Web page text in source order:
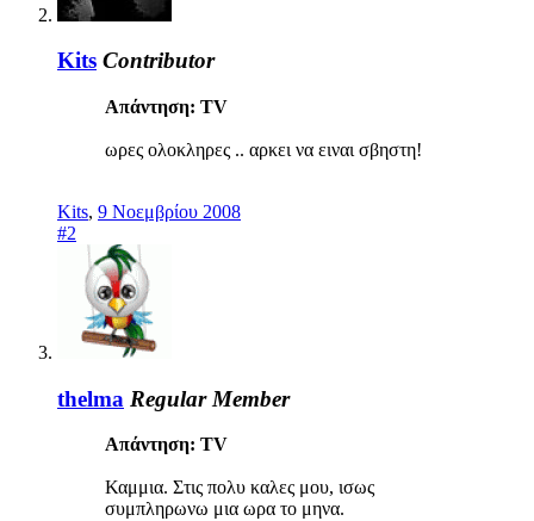
Kits Contributor
Απάντηση: TV
ωρες ολοκληρες .. αρκει να ειναι σβηστη!
Kits, 9 Νοεμβρίου 2008
#2
thelma Regular Member
Απάντηση: TV
Καμμια. Στις πολυ καλες μου, ισως
συμπληρωνω μια ωρα το μηνα.